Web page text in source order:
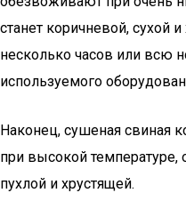
станет коричневой, сухой
несколько часов или всю
используемого
Наконец, сушеная свиная
при высокой температуре,
пухлой и хрустящей.